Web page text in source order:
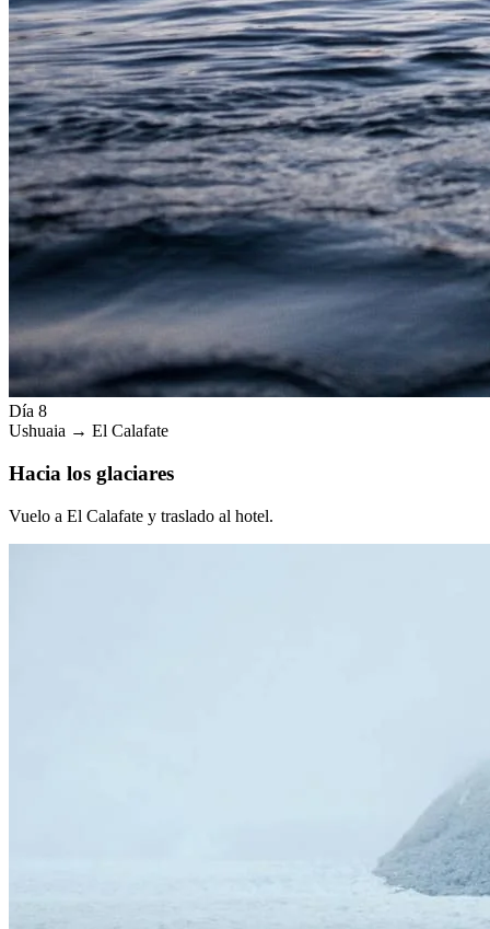
Día 8
Ushuaia → El Calafate
Hacia los glaciares
Vuelo a El Calafate y traslado al hotel.